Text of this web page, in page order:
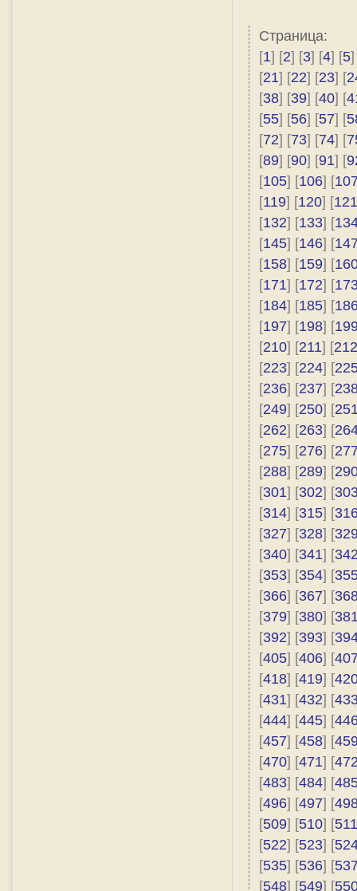
Страница:
[1] [2] [3] [4] [5]
[21] [22] [23] [
[38] [39] [40] [
[55] [56] [57] [
[72] [73] [74] [
[89] [90] [91] [
[105] [106] [
[119] [120] [121
[132] [133] [
[145] [146] [
[158] [159] [
[171] [172] [
[184] [185] [
[197] [198] [
[210] [211] [212
[223] [224] [
[236] [237] [
[249] [250] [
[262] [263] [
[275] [276] [
[288] [289] [
[301] [302] [
[314] [315] [
[327] [328] [
[340] [341] [
[353] [354] [
[366] [367] [
[379] [380] [
[392] [393] [
[405] [406] [
[418] [419] [
[431] [432] [
[444] [445] [
[457] [458] [
[470] [471] [
[483] [484] [
[496] [497] [
[509] [510] [511
[522] [523] [
[535] [536] [
[548] [549] [